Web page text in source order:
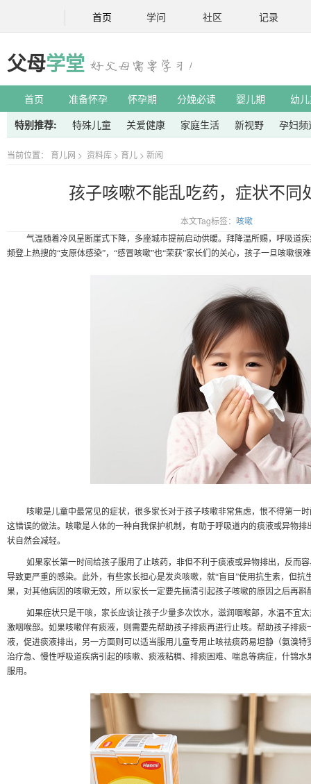
首页 学问 社区 记录
父母学堂
首页 准备怀孕 怀孕期 分娩必读 婴儿期
幼
特别推荐:
特殊儿童 关爱健康 家庭生活 新视野 孕妇频
当前位置： 育儿网 > 资料库 > 育儿 > 新闻
孩子咳嗽不能乱吃药，症状不同
本文Tag标签： 咳嗽
气温随着冷风呈断崖式下降，多座城市提前启动供暖。拜降温所赐，呼吸道
频登上热搜的“支原体感染”，“感冒咳嗽”也“荣获”家长们的关心，孩子一旦咳嗽很
咳嗽是儿童中最常见的症状，很多家长对于孩子咳嗽非常焦虑，恨不得第一
这错误的做法。咳嗽是人体的一种自我保护机制，有助于呼吸道内的痰液或异物排
状自然会减轻。
如果家长第一时间给孩子服用了止咳药，非但不利于痰液或异物排出，反而
导致更严重的感染。此外，有些家长担心是发炎咳嗽，就“盲目”使用抗生素，但抗
果，对其他病因的咳嗽无效，所以家长一定要先搞清引起孩子咳嗽的原因之后再斟
如果症状只是干咳，家长应该让孩子少量多次饮水，滋润咽喉部，水温不宜
激咽喉部。如果咳嗽伴有痰液，则需要先帮助孩子排痰再进行止咳。帮助孩子排痰
液，促进痰液排出，另一方面则可以适当服用儿童专用止咳祛痰药易坦静（氨溴特
治疗急、慢性呼吸道疾病引起的咳嗽、痰液粘稠、排痰困难、喘息等病症，什锦水
服用。